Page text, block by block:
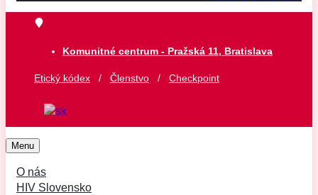
Komunitné centrum - Pražská 11, Bratislava
Etický kódex / Členstvo / Checkpoint
Menu
O nás
HIV Slovensko